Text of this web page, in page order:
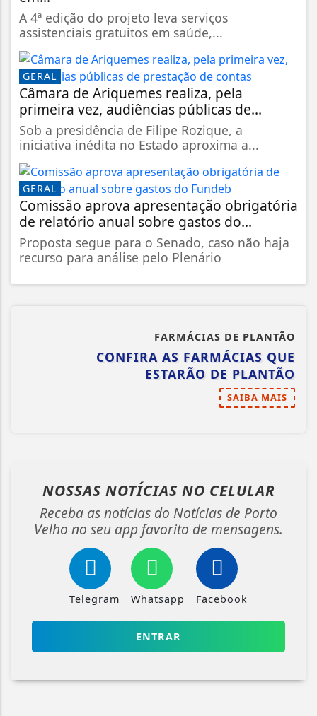
A 4ª edição do projeto leva serviços
assistenciais gratuitos em saúde,...
GERAL
Câmara de Ariquemes realiza, pela
primeira vez, audiências públicas de...
Sob a presidência de Filipe Rozique, a
iniciativa inédita no Estado aproxima a...
GERAL
Comissão aprova apresentação obrigatória
de relatório anual sobre gastos do...
Proposta segue para o Senado, caso não haja
recurso para análise pelo Plenário
FARMÁCIAS DE PLANTÃO
CONFIRA AS FARMÁCIAS QUE
ESTARÃO DE PLANTÃO
SAIBA MAIS
NOSSAS NOTÍCIAS NO CELULAR
Receba as notícias do Notícias de Porto
Velho no seu app favorito de mensagens.
Telegram Whatsapp Facebook
ENTRAR